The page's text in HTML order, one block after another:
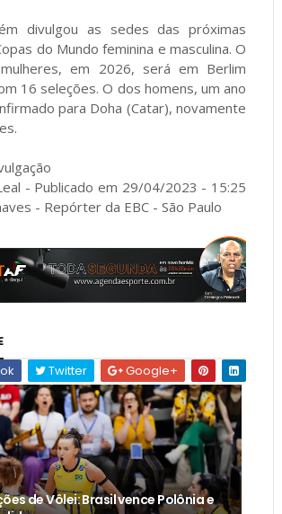
divulgou as sedes das próximas
do Mundo feminina e masculina. O
em 2026, será em Berlim
16 seleções. O dos homens, um ano
para Doha (Catar), novamente
- Publicado em 29/04/2023 - 15:25
- Repórter da EBC - São Paulo
Twitter Google+
de Vôlei: Brasil vence Polônia e